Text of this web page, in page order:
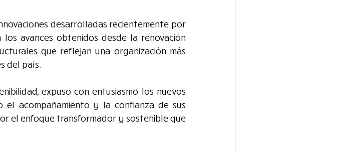
desarrolladas recientemente por
los avances obtenidos desde la renovación
que reflejan una organización más
del país.
expuso con entusiasmo los nuevos
el acompañamiento y la confianza de sus
el enfoque transformador y sostenible que